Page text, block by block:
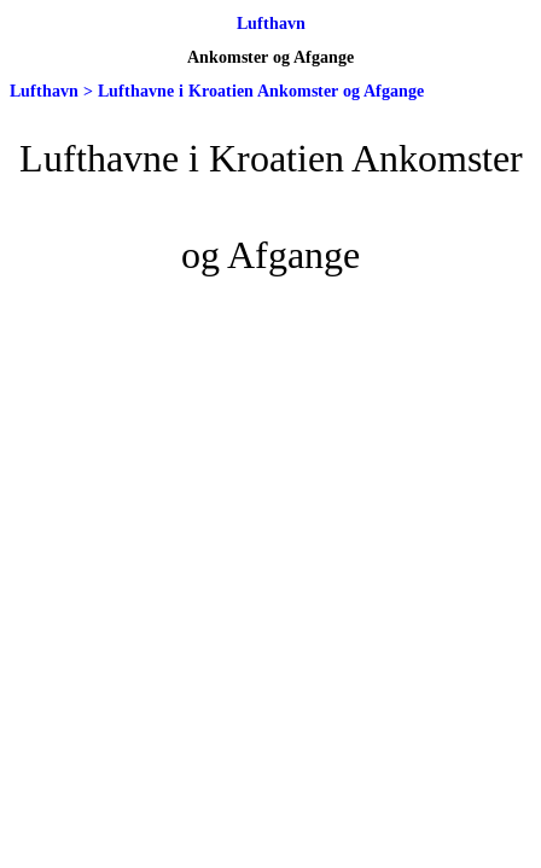
Lufthavn
Ankomster og Afgange
Lufthavn > Lufthavne i Kroatien Ankomster og Afgange
Lufthavne i Kroatien Ankomster
og Afgange